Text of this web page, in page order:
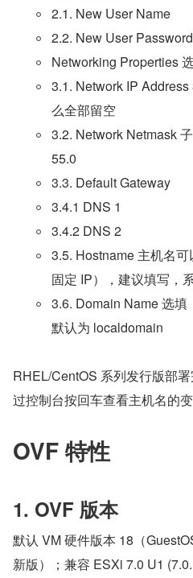
2.1. New User Name
2.2. New User Password
Networking Properties
3.1. Network IP
么全部留空
3.2. Network Netmask
55.0
3.3. Default Gateway
3.4.1 DNS 1
3.4.2 DNS 2
3.5. Hostname 主机名
固定 IP），建议填写，
3.6. Domain Name 选填
默认为 localdomain
RHEL/CentOS 系列发行版部
过控制台按回车查看主机名的
OVF 特性
1. OVF 版本
默认 VM 硬件版本 18（
新版）；兼容 ESXi 7.0 U1